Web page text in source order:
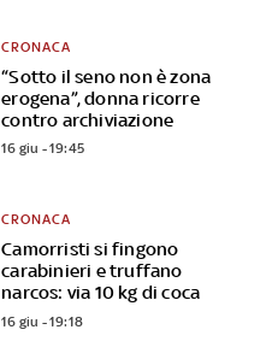
“Sotto il seno non è zona
erogena”, donna ricorre
contro archiviazione
CRONACA
16 giu - 19:45
Camorristi si fingono
carabinieri e truffano
narcos: via 10 kg di coca
CRONACA
16 giu - 19:18